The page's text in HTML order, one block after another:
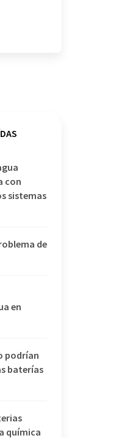
con
sistemas
de
en
podrían
baterías
química